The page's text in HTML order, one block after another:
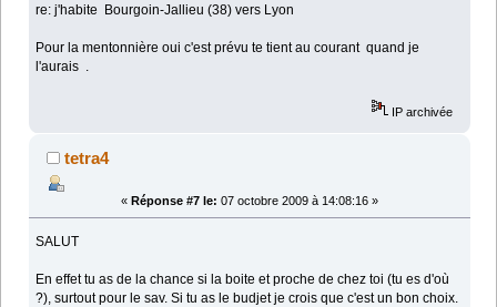
re: j'habite Bourgoin-Jallieu (38) vers Lyon
Pour la mentonnière oui c'est prévu te tient au courant quand je
l'aurais .
IP archivée
tetra4
« Réponse #7 le: 07 octobre 2009 à 14:08:16 »
SALUT
En effet tu as de la chance si la boite et proche de chez toi (tu es d'où
?), surtout pour le sav. Si tu as le budjet je crois que c'est un bon choix.